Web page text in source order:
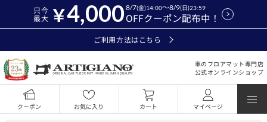
只今
最大
4,000OFFクーポン配布中！
8/7(金)14:00～8/9(日)23:59
ご利用方法はこちら
車のフロアマット専門店
公式オンラインショップ
クーポン お気に入り カート マイページ